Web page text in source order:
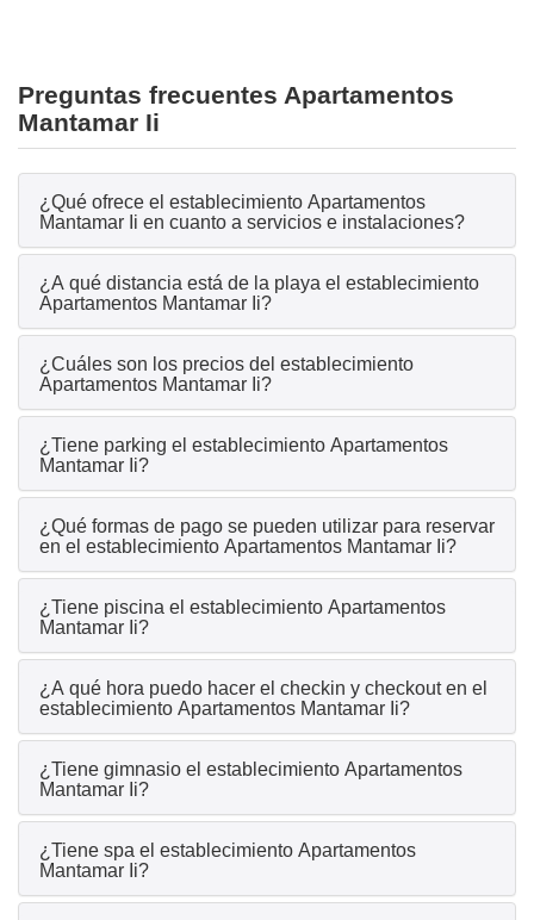
Preguntas frecuentes Apartamentos
Mantamar Ii
¿Qué ofrece el establecimiento Apartamentos
Mantamar Ii en cuanto a servicios e instalaciones?
¿A qué distancia está de la playa el establecimiento
Apartamentos Mantamar Ii?
¿Cuáles son los precios del establecimiento
Apartamentos Mantamar Ii?
¿Tiene parking el establecimiento Apartamentos
Mantamar Ii?
¿Qué formas de pago se pueden utilizar para reservar
en el establecimiento Apartamentos Mantamar Ii?
¿Tiene piscina el establecimiento Apartamentos
Mantamar Ii?
¿A qué hora puedo hacer el checkin y checkout en el
establecimiento Apartamentos Mantamar Ii?
¿Tiene gimnasio el establecimiento Apartamentos
Mantamar Ii?
¿Tiene spa el establecimiento Apartamentos
Mantamar Ii?